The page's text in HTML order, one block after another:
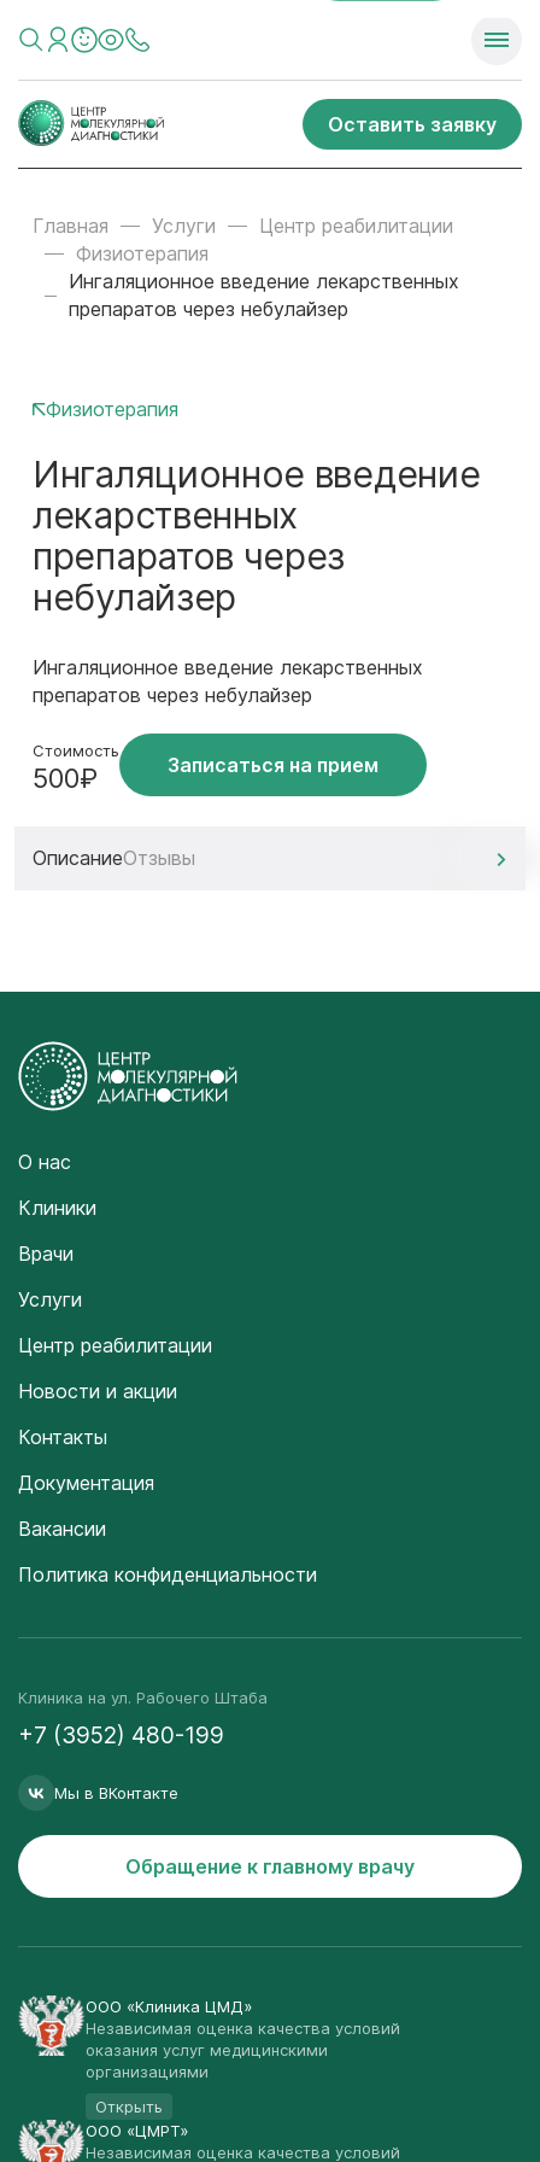
Оставить заявку
Главная Услуги
Центр реабилитации
Физиотерапия
Ингаляционное введение лекарственных
препаратов через небулайзер
Физиотерапия
Ингаляционное введение
лекарственных
препаратов через
небулайзер
Ингаляционное введение лекарственных
препаратов через небулайзер
Стоимость
500₽ Записаться на прием
ОписаниеОтзывы
О нас
Клиники
Врачи
Услуги
Центр реабилитации
Новости и акции
Контакты
Документация
Вакансии
Политика конфиденциальности
Клиника на ул. Рабочего Штаба
+7 (3952) 480-199
Мы в ВКонтакте
Обращение к главному врачу
ООО «Клиника ЦМД»
Независимая оценка качества условий
оказания услуг медицинскими
организациями
Открыть
ООО «ЦМРТ»
Независимая оценка качества условий